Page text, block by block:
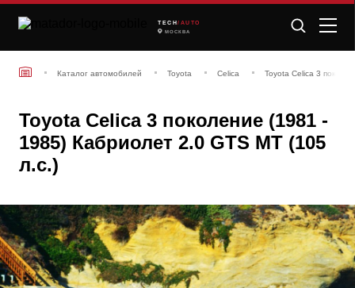
TECH /AUTO
МОСКВА
Каталог автомобилей Toyota Celica Toyota Celica 3
Toyota Celica 3 поколение (1981 -
1985) Кабриолет 2.0 GTS MT (105
л.с.)